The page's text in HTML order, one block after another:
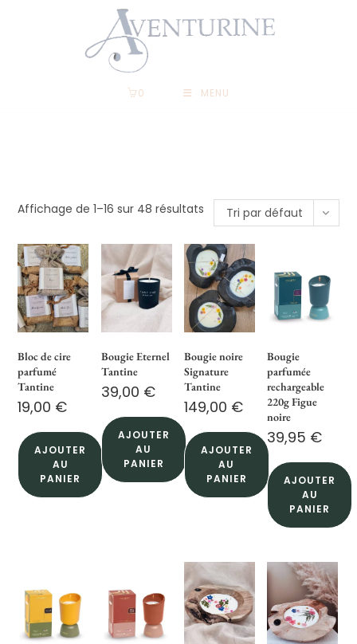
0 MENU
Affichage de 1–16 sur 48 résultats Tri par défaut
Bloc de cire
parfumé
Tantine
19,00 €
AJOUTER
AU
PANIER
Bougie Eternel
Tantine
39,00 €
AJOUTER
AU
PANIER
Bougie noire
Signature
Tantine
149,00 €
AJOUTER
AU
PANIER
Bougie
parfumée
rechargeable
220g Figue
noire
39,95 €
AJOUTER
AU
PANIER